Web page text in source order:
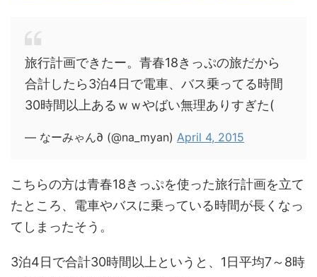
旅行計画できたー。青春18きっぷの旅だから
合計したら3泊4日で電車、バス乗ってる時間
30時間以上あるｗｗやばい無理ありすぎた(
— なーみゃん∂ (@na_myan) April 4, 2015
こちらの方は青春18きっぷを使った旅行計画を立て
たところ、電車やバスに乗っている時間が長くなっ
てしまったそう。
3泊4日で合計30時間以上というと、1日平均7～8時